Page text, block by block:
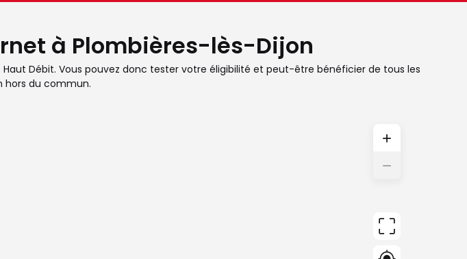
à Plombières-lès-Dijon
Débit. Vous pouvez donc tester votre éligibilité et peut-être bénéficier de tous les
hors du commun.
+
−